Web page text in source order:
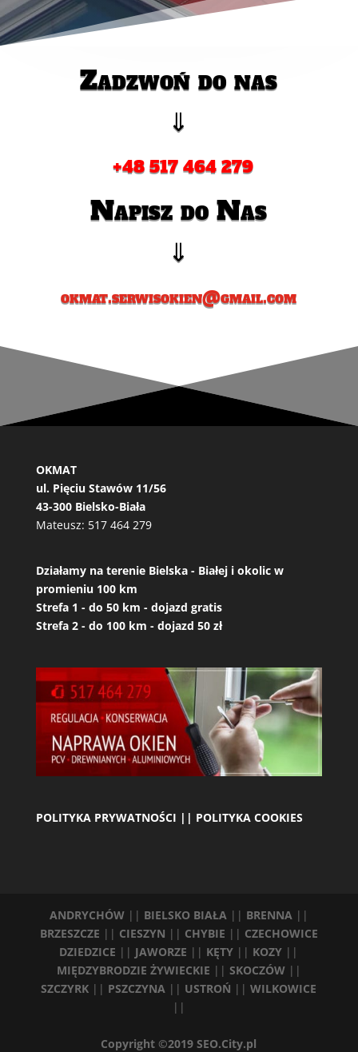
Zadzwoń do nas
⇓
+48 517 464 279
Napisz do Nas
⇓
okmat.serwisokien@gmail.com
OKMAT
ul. Pięciu Stawów 11/56
43-300 Bielsko-Biała
Mateusz: 517 464 279
Działamy na terenie Bielska - Białej i okolic w
promieniu 100 km
Strefa 1 - do 50 km - dojazd gratis
Strefa 2 - do 100 km - dojazd 50 zł
POLITYKA PRYWATNOŚCI || POLITYKA COOKIES
ANDRYCHÓW|| BIELSKO BIAŁA || BRENNA||
BRZESZCZE || CIESZYN || CHYBIE || CZECHOWICE
DZIEDZICE || JAWORZE || KĘTY || KOZY ||
MIĘDZYBRODZIE ŻYWIECKIE || SKOCZÓW ||
SZCZYRK || PSZCZYNA || USTROŃ ||WILKOWICE
||
Copyright ©2019 SEO.City.pl